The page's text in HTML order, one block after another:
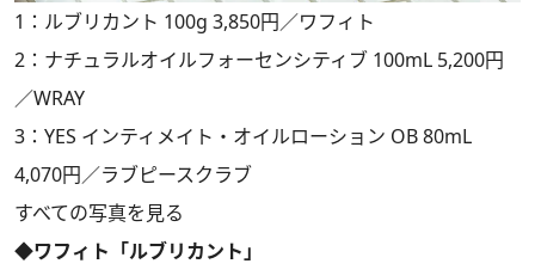
1：ルブリカント 100g 3,850円／ワフィト
2：ナチュラルオイルフォーセンシティブ 100mL 5,200円
／WRAY
3：YES インティメイト・オイルローション OB 80mL
4,070円／ラブピースクラブ
すべての写真を見る
◆ワフィト「ルブリカント」